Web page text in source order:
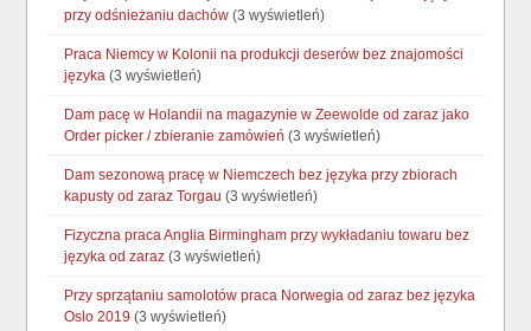
przy odśnieżaniu dachów (3 wyświetleń)
Praca Niemcy w Kolonii na produkcji deserów bez znajomości
języka (3 wyświetleń)
Dam pacę w Holandii na magazynie w Zeewolde od zaraz jako
Order picker / zbieranie zamówień (3 wyświetleń)
Dam sezonową pracę w Niemczech bez języka przy zbiorach
kapusty od zaraz Torgau (3 wyświetleń)
Fizyczna praca Anglia Birmingham przy wykładaniu towaru bez
języka od zaraz (3 wyświetleń)
Przy sprzątaniu samolotów praca Norwegia od zaraz bez języka
Oslo 2019 (3 wyświetleń)